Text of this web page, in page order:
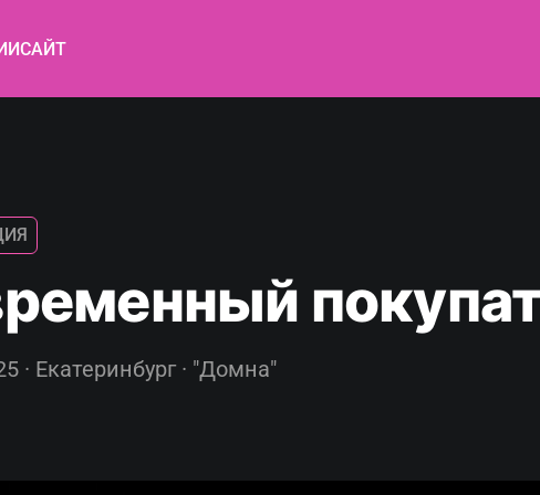
САЙТ
· Екатеринбург · "Домна"